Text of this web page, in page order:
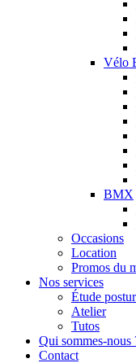
Vélo
BMX
Occasions
Location
Promos du
Nos services
Étude
Atelier
Tutos
Qui sommes-nous
Contact